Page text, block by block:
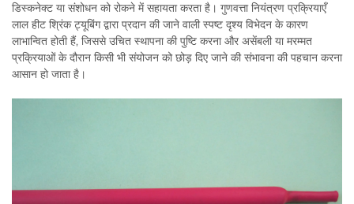
डिस्कनेक्ट या संशोधन को रोकने में सहायता करता है। गुणवत्ता नियंत्रण प्रक्रियाएँ
लाल हीट श्रिंक ट्यूबिंग द्वारा प्रदान की जाने वाली स्पष्ट दृश्य विभेदन के कारण
लाभान्वित होती हैं, जिससे उचित स्थापना की पुष्टि करना और असेंबली या मरम्मत
प्रक्रियाओं के दौरान किसी भी संयोजन को छोड़ दिए जाने की संभावना की पहचान करना
आसान हो जाता है।